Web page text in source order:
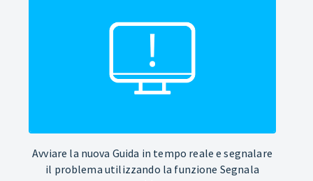
Avviare la nuova Guida in tempo reale e segnalare
il problema utilizzando la funzione Segnala